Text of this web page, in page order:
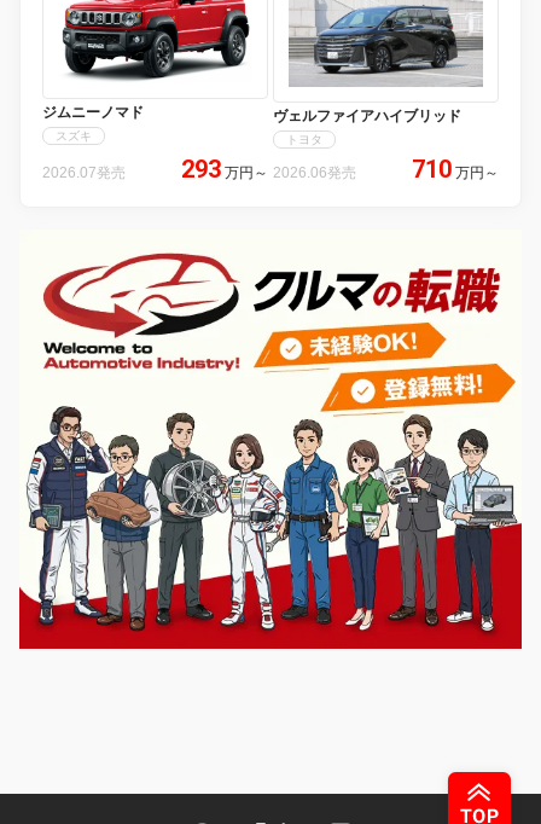
ジムニーノマド
スズキ
2026.07発売 293 万円 ～
ヴェルファイアハイブリッド
トヨタ
2026.06発売 710 万円 ～